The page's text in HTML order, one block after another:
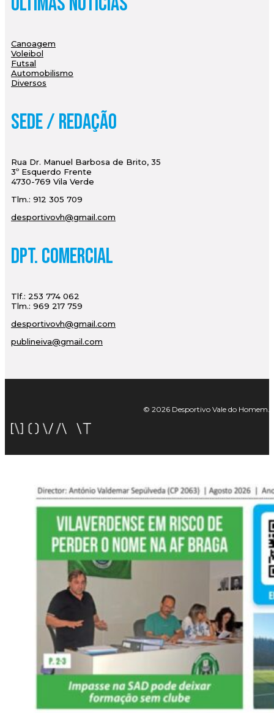
Canoagem
Voleibol
Futsal
Automobilismo
Diversos
Sede / Redação
Rua Dr. Manuel Barbosa de Brito, 35
3º Esquerdo Frente
4730-769 Vila Verde
Tlm.: 912 305 709
desportivovh@gmail.com
Dpt. Comercial
Tlf.: 253 774 062
Tlm.: 969 217 759
desportivovh@gmail.com
publineiva@gmail.com
© 2026 Desportivo Vale do Homem.